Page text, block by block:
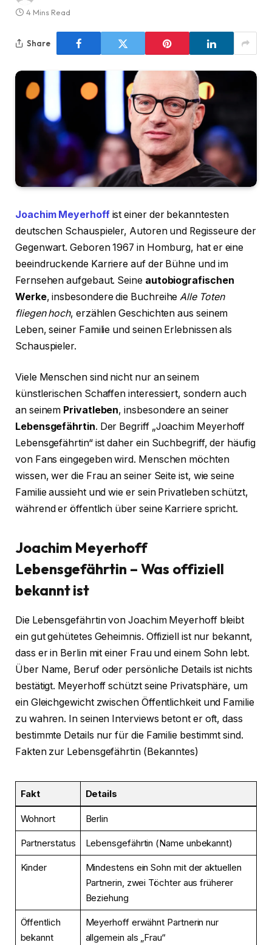
4 Mins Read
Share
Joachim Meyerhoffist einer der bekanntesten
deutschen Schauspieler, Autoren und Regisseure der
Gegenwart. Geboren 1967 in Homburg, hat er eine
beeindruckende Karriere auf der Bühne und im
Fernsehen aufgebaut. Seine autobiografischen
Werke, insbesondere die Buchreihe Alle Toten
fliegen hoch, erzählen Geschichten aus seinem
Leben, seiner Familie und seinen Erlebnissen als
Schauspieler.
Viele Menschen sind nicht nur an seinem
künstlerischen Schaffen interessiert, sondern auch
an seinem Privatleben, insbesondere an seiner
Lebensgefährtin. Der Begriff „Joachim Meyerhoff
Lebensgefährtin“ ist daher ein Suchbegriff, der häufig
von Fans eingegeben wird. Menschen möchten
wissen, wer die Frau an seiner Seite ist, wie seine
Familie aussieht und wie er sein Privatleben schützt,
während er öffentlich über seine Karriere spricht.
Joachim Meyerhoff
Lebensgefährtin – Was offiziell
bekannt ist
Die Lebensgefährtin von Joachim Meyerhoff bleibt
ein gut gehütetes Geheimnis. Offiziell ist nur bekannt,
dass er in Berlin mit einer Frau und einem Sohn lebt.
Über Name, Beruf oder persönliche Details ist nichts
bestätigt. Meyerhoff schützt seine Privatsphäre, um
ein Gleichgewicht zwischen Öffentlichkeit und Familie
zu wahren. In seinen Interviews betont er oft, dass
bestimmte Details nur für die Familie bestimmt sind.
Fakten zur Lebensgefährtin (Bekanntes)
Fakt Details
Wohnort Berlin
Partnerstatus Lebensgefährtin (Name unbekannt)
Kinder
Mindestens ein Sohn mit der aktuellen
Partnerin, zwei Töchter aus früherer
Beziehung
Öffentlich
bekannt
Meyerhoff erwähnt Partnerin nur
allgemein als „Frau“